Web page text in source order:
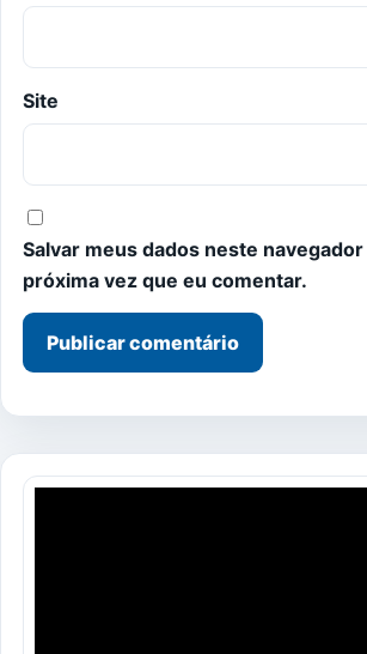
Site
Salvar meus dados neste navegador
próxima vez que eu comentar.